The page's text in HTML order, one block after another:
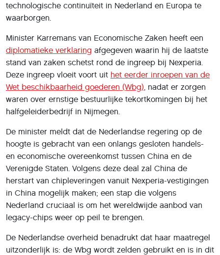
technologische continuïteit in Nederland en Europa te
waarborgen.
Minister Karremans van Economische Zaken heeft een
diplomatieke verklaring afgegeven waarin hij de laatste
stand van zaken schetst rond de ingreep bij Nexperia.
Deze ingreep vloeit voort uit het eerder inroepen van de
Wet beschikbaarheid goederen (Wbg) , nadat er zorgen
waren over ernstige bestuurlijke tekortkomingen bij het
halfgeleiderbedrijf in Nijmegen.
De minister meldt dat de Nederlandse regering op de
hoogte is gebracht van een onlangs gesloten handels-
en economische overeenkomst tussen China en de
Verenigde Staten. Volgens deze deal zal China de
herstart van chipleveringen vanuit Nexperia-vestigingen
in China mogelijk maken; een stap die volgens
Nederland cruciaal is om het wereldwijde aanbod van
legacy-chips weer op peil te brengen.
De Nederlandse overheid benadrukt dat haar maatregel
uitzonderlijk is: de Wbg wordt zelden gebruikt en is in dit